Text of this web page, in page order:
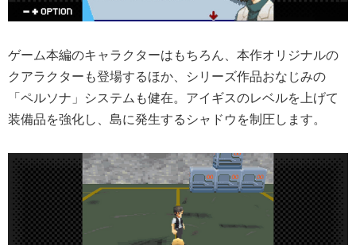
ゲーム本編のキャラクターはもちろん、本作オリジナルの
クアラクターも登場するほか、シリーズ作品おなじみの
「ペルソナ」システムも健在。アイギスのレベルを上げて
装備品を強化し、島に発生するシャドウを制圧します。